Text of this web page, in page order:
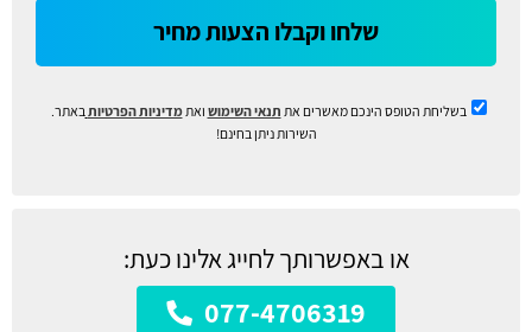
שלחו וקבלו הצעות מחיר
בשליחת הטופס הינכם מאשרים את תנאי השימוש ואתמדיניות הפרטיות באתר.
השירות ניתן בחינם!
או באפשרותך לחייג אלינו כעת:
077-4706319